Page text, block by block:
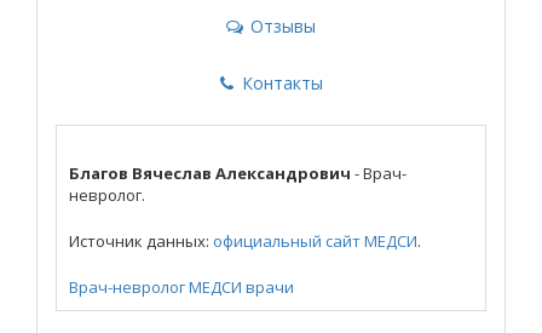
Отзывы
Контакты
Благов Вячеслав Александрович - Врач-
невролог.
Источник данных: официальный сайт МЕДСИ.
Врач-неврологМЕДСИ врачи